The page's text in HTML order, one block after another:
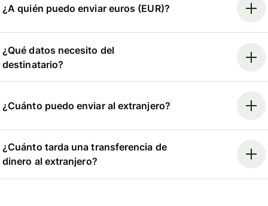
¿A quién puedo enviar euros (EUR)?
¿Qué datos necesito del
destinatario?
¿Cuánto puedo enviar al extranjero?
¿Cuánto tarda una transferencia de
dinero al extranjero?